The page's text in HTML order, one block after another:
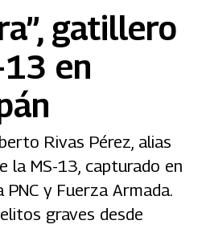
gatillero
en
Rivas Pérez, alias
la MS-13, capturado en
y Fuerza Armada.
graves desde